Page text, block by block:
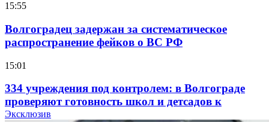
15:55
Волгоградец задержан за систематическое
распространение фейков о ВС РФ
15:01
334 учреждения под контролем: в Волгограде
проверяют готовность школ и детсадов к
учебному году
Эксклюзив